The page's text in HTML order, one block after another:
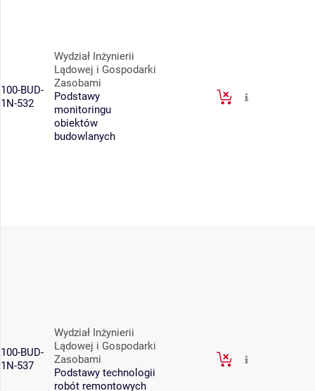
100-BUD-
1N-532
Wydział Inżynierii
Lądowej i Gospodarki
Zasobami
Podstawy
monitoringu
obiektów
budowlanych
100-BUD-
1N-537
Wydział Inżynierii
Lądowej i Gospodarki
Zasobami
Podstawy technologii
robót remontowych